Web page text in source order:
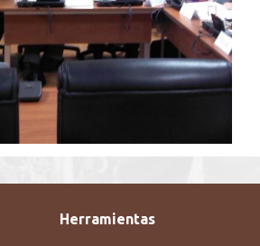
Herramientas